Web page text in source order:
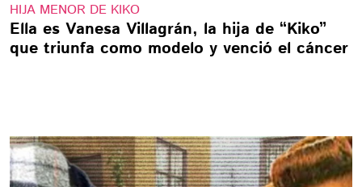
HIJA MENOR DE KIKO
Ella es Vanesa Villagrán, la hija de “Kiko”
que triunfa como modelo y venció el cáncer